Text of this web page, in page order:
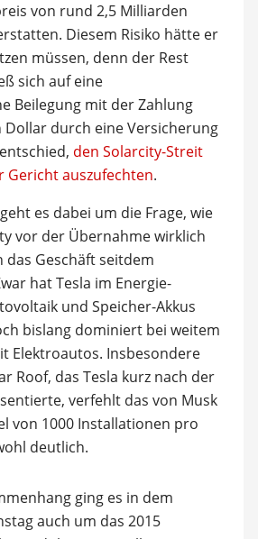
von rund 2,5 Milliarden
Diesem Risiko hätte er
müssen, denn der Rest
sich auf eine
Beilegung mit der Zahlung
Dollar durch eine Versicherung
den Solarcity-Streit
Gericht auszufechten.
es dabei um die Frage, wie
vor der Übernahme wirklich
das Geschäft seitdem
hat Tesla im Energie-
und Speicher-Akkus
bislang dominiert bei weitem
Elektroautos. Insbesondere
Roof, das Tesla kurz nach der
verfehlt das von Musk
von 1000 Installationen pro
deutlich.
ging es in dem
auch um das 2015